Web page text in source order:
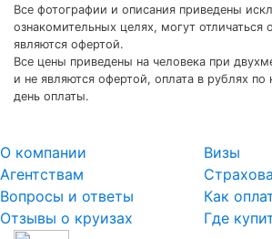
Все фотографии и описания приведены
ознакомительных целях, могут отличаться
являются офертой.
Все цены приведены на человека при
и не являются офертой, оплата в рублях
день оплаты.
О компании
Агентствам
Вопросы и ответы
Отзывы о круизах
Визы
Как
Где